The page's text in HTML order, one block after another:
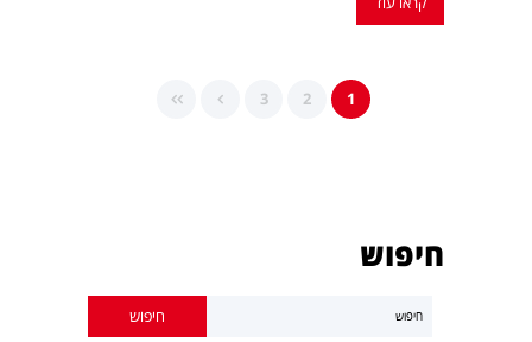
1
2
3
חיפוש